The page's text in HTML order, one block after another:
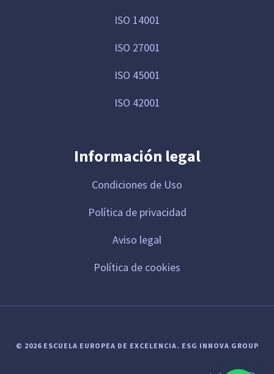
ISO 14001
ISO 27001
ISO 45001
ISO 42001
Información legal
Condiciones de Uso
Política de privacidad
Aviso legal
Política de cookies
© 2026 ESCUELA EUROPEA DE EXCELENCIA. ESG INNOVA GROUP